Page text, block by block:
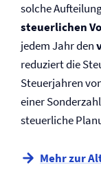
solche
steuerlichen
jedem Jahr den
reduziert die
Steuerjahren
einer
steuerliche
Mehr zur